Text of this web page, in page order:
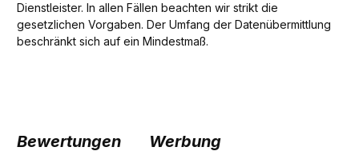
Dienstleister. In allen Fällen beachten wir strikt die
gesetzlichen Vorgaben. Der Umfang der Datenübermittlung
beschränkt sich auf ein Mindestmaß.
Bewertungen Werbung